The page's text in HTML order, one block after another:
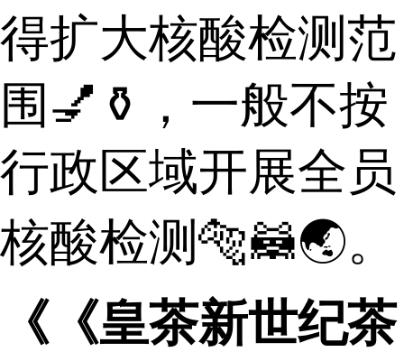
得扩大核酸检测范
围💅⚱，一般不按
行政区域开展全员
核酸检测🐅🦝🌏。
《《皇茶新世纪茶